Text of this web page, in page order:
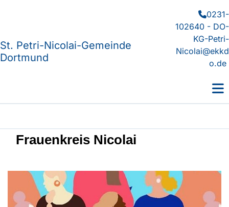
St. Petri-Nicolai-Gemeinde
Dortmund
0231-
102640 - DO-
KG-Petri-
Nicolai@ekkd
o.de
Frauenkreis Nicolai